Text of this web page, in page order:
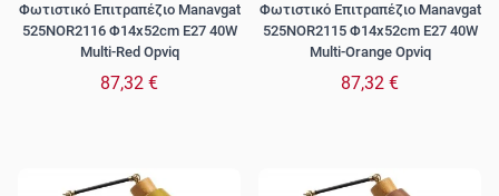
Φωτιστικό Επιτραπέζιο Manavgat
525NOR2116 Φ14x52cm E27 40W
Multi-Red Opviq
87,32 €
Φωτιστικό Επιτραπέζιο Manavgat
525NOR2115 Φ14x52cm E27 40W
Multi-Orange Opviq
87,32 €